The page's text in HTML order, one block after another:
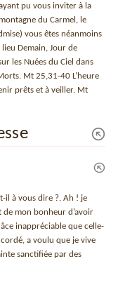
pu vous inviter à la
du Carmel, le
vous êtes néanmoins
Demain, Jour de
les Nuées du Ciel dans
Mt 25,31-40 L’heure
prêts et à veiller. Mt
il à vous dire ?. Ah ! je
mon bonheur d’avoir
inappréciable que celle-
a voulu que je vive
sanctifiée par des